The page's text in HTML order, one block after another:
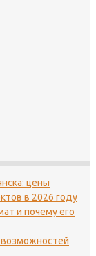
цены
в 2026 году
и почему его
возможностей